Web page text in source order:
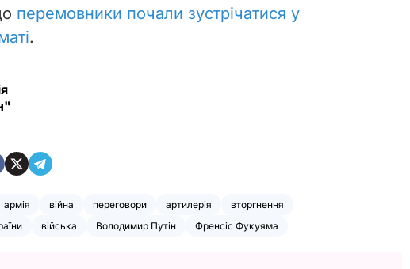
перемовники почали зустрічатися у
.
армія війна переговори артилерія
вторгнення
війська Володимир Путін Френсіс Фукуяма